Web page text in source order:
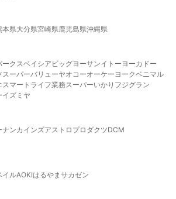
本県大分県宮崎県鹿児島県沖縄県
ークスベイシア ビッグヨーサンイトーヨーカドー
スーパーバリューヤオコーオーケー ヨークベニマル
スマート ライフ業務スーパーいかり フジグラン
イズミヤ
ナンカインズアストロプロダクツDCM
イルAOKIはるやま サカゼン